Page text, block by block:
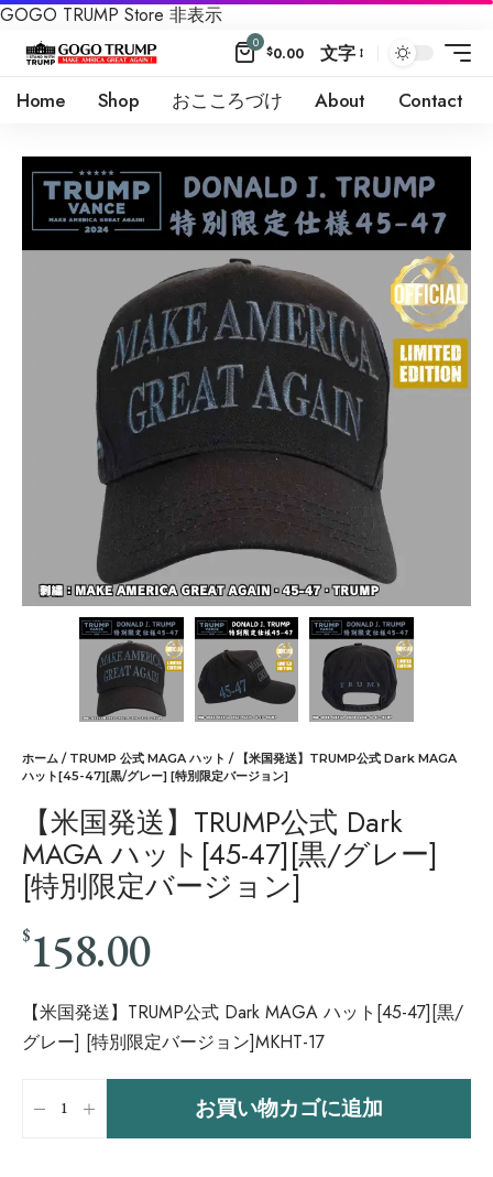
GOGO TRUMP Store 非表示
0
$0.00 文字
Home Shop おこころづけ About Contact
ホーム / TRUMP 公式 MAGA ハット / 【米国発送】TRUMP公式 Dark MAGA
ハット[45-47][黒/グレー] [特別限定バージョン]
【米国発送】TRUMP公式 Dark
MAGA ハット[45-47][黒/グレー]
[特別限定バージョン]
$158.00
【米国発送】TRUMP公式 Dark MAGA ハット[45-47][黒/
グレー] [特別限定バージョン]MKHT-17
お買い物カゴに追加